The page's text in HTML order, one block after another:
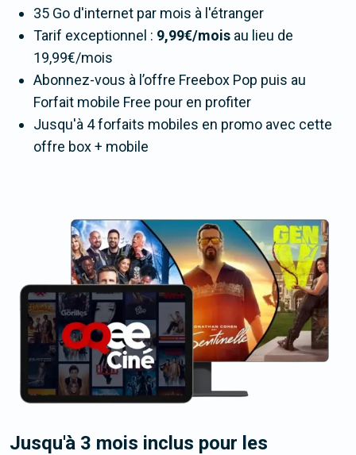
35 Go d'internet par mois à l'étranger
Tarif exceptionnel : 9,99€/mois au lieu de
19,99€/mois
Abonnez-vous à l’offre Freebox Pop puis au
Forfait mobile Free pour en profiter
Jusqu'à 4 forfaits mobiles en promo avec cette
offre box + mobile
Jusqu'à 3 mois inclus pour les